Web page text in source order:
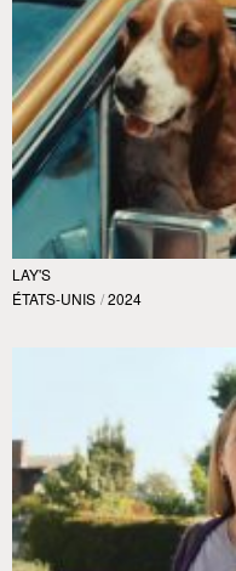
LAY'S
ÉTATS-UNIS / 2024